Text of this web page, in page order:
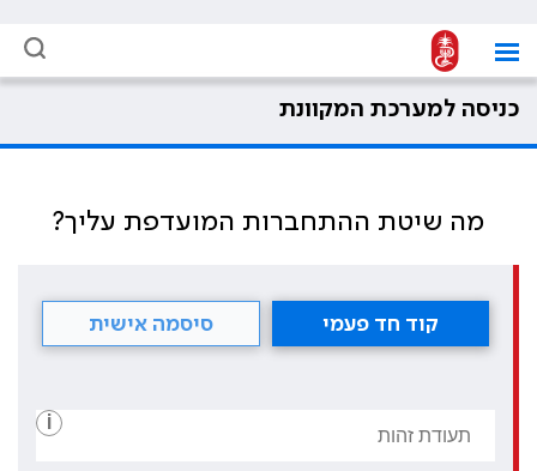
כניסה למערכת המקוונת
מה שיטת ההתחברות המועדפת עליך?
קוד חד פעמי סיסמה אישית
i